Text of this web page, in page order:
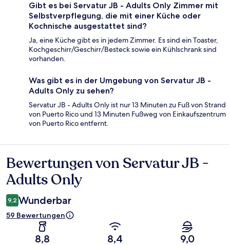
Gibt es bei Servatur JB - Adults Only Zimmer mit
Selbstverpflegung, die mit einer Küche oder
Kochnische ausgestattet sind?
Ja, eine Küche gibt es in jedem Zimmer. Es sind ein Toaster,
Kochgeschirr/Geschirr/Besteck sowie ein Kühlschrank sind
vorhanden.
Was gibt es in der Umgebung von Servatur JB -
Adults Only zu sehen?
Servatur JB - Adults Only ist nur 13 Minuten zu Fuß von Strand
von Puerto Rico und 13 Minuten Fußweg von Einkaufszentrum
von Puerto Rico entfernt.
Bewertungen
Bewertungen von Servatur JB -
Adults Only
9,2 Wunderbar
59 Bewertungen
8,8 8,4 9,0